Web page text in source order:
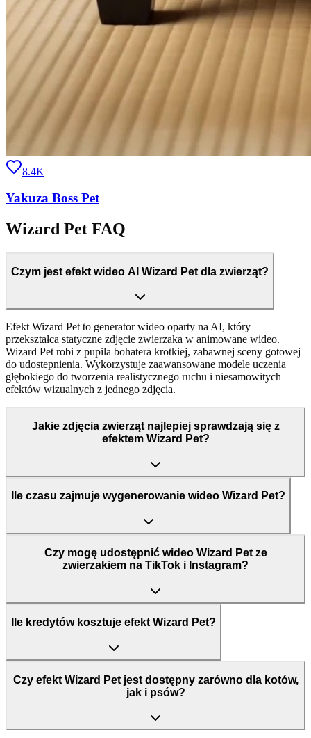
8.4K
Yakuza Boss Pet
Wizard Pet FAQ
Czym jest efekt wideo AI Wizard Pet dla zwierząt?
Efekt Wizard Pet to generator wideo oparty na AI, który
przekształca statyczne zdjęcie zwierzaka w animowane wideo.
Wizard Pet robi z pupila bohatera krotkiej, zabawnej sceny gotowej
do udostepnienia. Wykorzystuje zaawansowane modele uczenia
głębokiego do tworzenia realistycznego ruchu i niesamowitych
efektów wizualnych z jednego zdjęcia.
Jakie zdjęcia zwierząt najlepiej sprawdzają się z
efektem Wizard Pet?
Ile czasu zajmuje wygenerowanie wideo Wizard Pet?
Czy mogę udostępnić wideo Wizard Pet ze
zwierzakiem na TikTok i Instagram?
Ile kredytów kosztuje efekt Wizard Pet?
Czy efekt Wizard Pet jest dostępny zarówno dla kotów,
jak i psów?